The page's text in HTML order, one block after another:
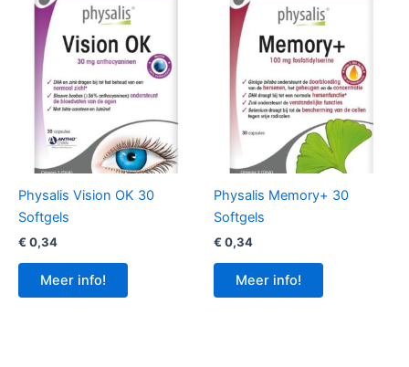
Physalis Vision OK 30
Softgels
€ 0,34
Meer info!
Physalis Memory+ 30
Softgels
€ 0,34
Meer info!